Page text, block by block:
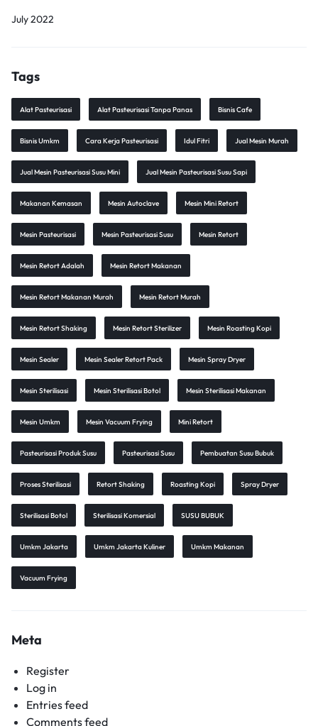
July 2022
Tags
Alat Pasteurisasi Alat Pasteurisasi Tanpa Panas Bisnis Cafe
Bisnis Umkm Cara Kerja Pasteurisasi Idul Fitri Jual Mesin Murah
Jual Mesin Pasteurisasi Susu Mini Jual Mesin Pasteurisasi Susu Sapi
Makanan Kemasan Mesin Autoclave Mesin Mini Retort
Mesin Pasteurisasi Mesin Pasteurisasi Susu Mesin Retort
Mesin Retort Adalah Mesin Retort Makanan
Mesin Retort Makanan Murah Mesin Retort Murah
Mesin Retort Shaking Mesin Retort Sterilizer Mesin Roasting Kopi
Mesin Sealer Mesin Sealer Retort Pack Mesin Spray Dryer
Mesin Sterilisasi Mesin Sterilisasi Botol Mesin Sterilisasi Makanan
Mesin Umkm Mesin Vacuum Frying Mini Retort
Pasteurisasi Produk Susu Pasteurisasi Susu Pembuatan Susu Bubuk
Proses Sterilisasi Retort Shaking Roasting Kopi Spray Dryer
Sterilisasi Botol Sterilisasi Komersial SUSU BUBUK
Umkm Jakarta Umkm Jakarta Kuliner Umkm Makanan
Vacuum Frying
Meta
Register
Log in
Entries feed
Comments feed